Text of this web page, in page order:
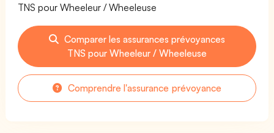
TNS pour Wheeleur / Wheeleuse
Comparer les assurances prévoyances
TNS pour Wheeleur / Wheeleuse
Comprendre l'assurance prévoyance